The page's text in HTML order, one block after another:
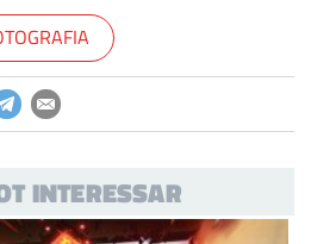
INTERESSAR